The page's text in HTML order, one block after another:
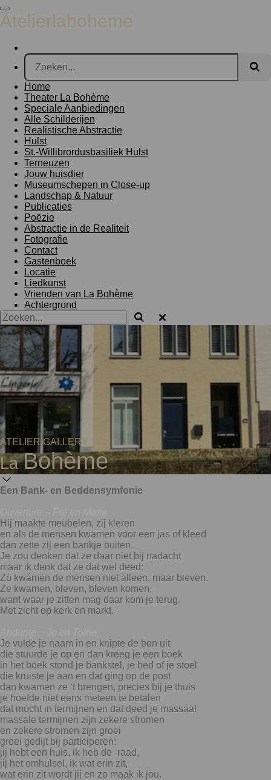
Ga
direct
hoofdinhoud
Atelierlaboheme
Home
Theater La Bohème
Speciale Aanbiedingen
Alle Schilderijen
Realistische Abstractie
Hulst
St.-Willibrordusbasiliek Hulst
Terneuzen
Jouw huisdier
Museumschepen in Close-up
Landschap & Natuur
Publicaties
Poëzie
Abstractie in de Realiteit
Fotografie
Contact
Gastenboek
Locatie
Liedkunst
Vrienden van La Bohème
Achtergrond
ATELIER GALLERY
LaBohème
Een Bank- en Beddensymfonie
Hij maakte meubelen, zij kleren
en als de mensen kwamen voor een jas of kleed
dan zette zij een bankje buiten.
Je zou denken dat ze daar niet bij nadacht
maar ik denk dat ze dat wel deed:
Zo kwámen de mensen niet alleen, maar bleven.
Ze kwamen, bleven, bleven komen,
want waar je zitten mag daar kom je terug.
Met zicht op kerk en markt.
Je vulde je naam in en knipte de bon uit
die stuurde je op en dan kreeg je een boek
in het boek stond je bankstel, je bed of je stoel
die kruiste je aan en dat ging op de post
dan kwamen ze ‘t brengen, precies bij je thuis
je hoefde niet eens meteen te betalen
dat mocht in termijnen en dat deed je massaal
massale termijnen zijn zekere stromen
en zekere stromen zijn groei
groei gedijt bij participeren:
jij hebt een huis, ik heb de -raad,
jij het omhulsel, ik wat erin zit,
wat erin zit wordt jij en zo maak ik jou.